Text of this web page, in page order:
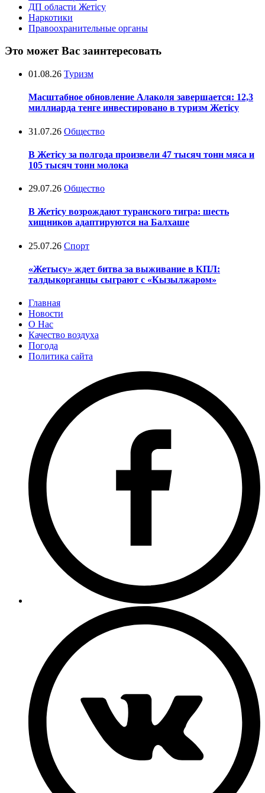
ДП области Жетісу
Наркотики
Правоохранительные органы
Это может Вас заинтересовать
01.08.26 Туризм
Масштабное обновление Алаколя завершается: 12,3
миллиарда тенге инвестировано в туризм Жетісу
31.07.26 Общество
В Жетісу за полгода произвели 47 тысяч тонн мяса и
105 тысяч тонн молока
29.07.26 Общество
В Жетісу возрождают туранского тигра: шесть
хищников адаптируются на Балхаше
25.07.26 Спорт
«Жетысу» ждет битва за выживание в КПЛ:
талдыкорганцы сыграют с «Кызылжаром»
Главная
Новости
О Нас
Качество воздуха
Погода
Политика сайта